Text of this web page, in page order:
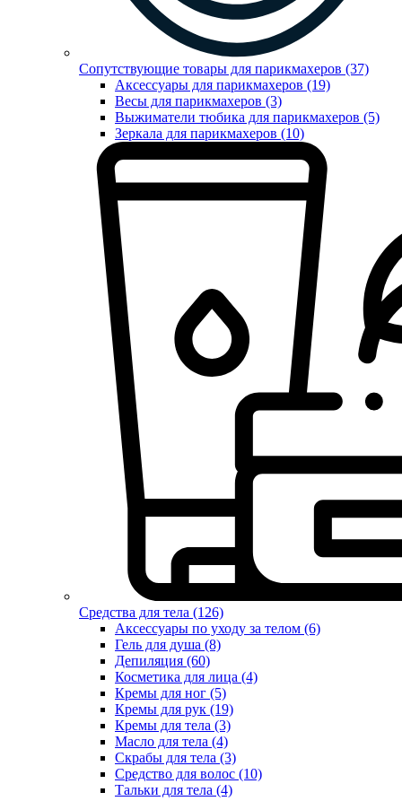
Сопутствующие товары для парикмахеров (37)
Аксессуары для парикмахеров (19)
Весы для парикмахеров (3)
Выжиматели тюбика для парикмахеров (5)
Зеркала для парикмахеров (10)
Средства для тела (126)
Аксессуары по уходу за телом (6)
Гель для душа (8)
Депиляция (60)
Косметика для лица (4)
Кремы для ног (5)
Кремы для рук (19)
Кремы для тела (3)
Масло для тела (4)
Скрабы для тела (3)
Средство для волос (10)
Тальки для тела (4)